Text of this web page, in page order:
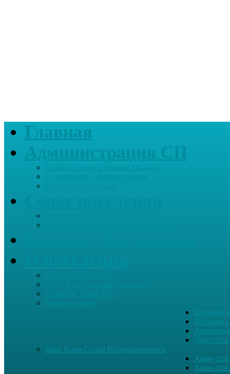
Главная
Наша история
История
История
Наш Храм Спаса Нерукотворного
Храм
Храм